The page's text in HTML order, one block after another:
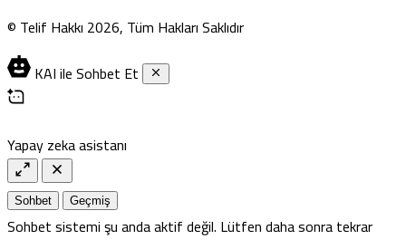
© Telif Hakkı 2026, Tüm Hakları Saklıdır
KAI ile Sohbet Et
Yapay zeka asistanı
Sohbet Geçmiş
Sohbet sistemi şu anda aktif değil. Lütfen daha sonra tekrar